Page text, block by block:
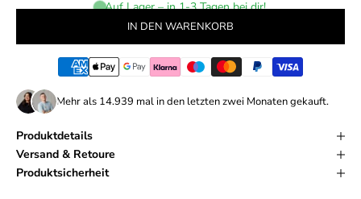
Auf Lager – in 1-3 Tagen bei dir!
IN DEN WARENKORB
Mehr als 14.939 mal in den letzten zwei Monaten gekauft.
Produktdetails
Versand & Retoure
Produktsicherheit